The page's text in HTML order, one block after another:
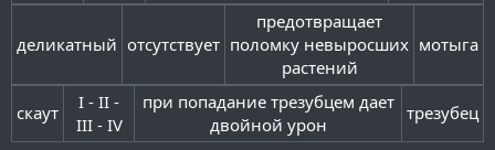
деликатный​ отсутствует​
предотвращает
поломку невыросших
растений​
мотыга​
скаут​
I - II -
III - IV​
при попадание трезубцем дает
двойной урон​
трезубец​